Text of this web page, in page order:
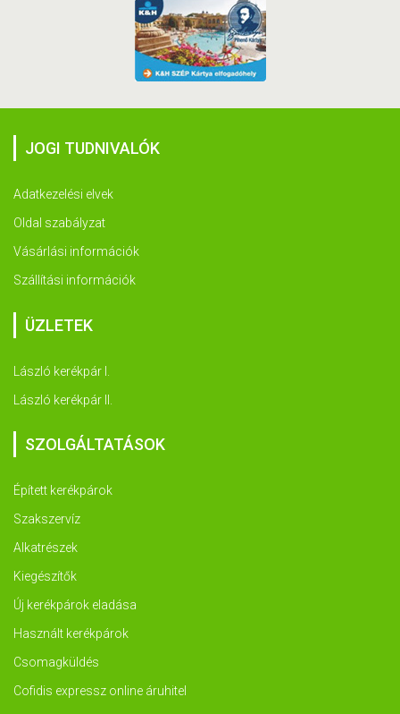
JOGI TUDNIVALÓK
Adatkezelési elvek
Oldal szabályzat
Vásárlási információk
Szállítási információk
ÜZLETEK
László kerékpár I.
László kerékpár II.
SZOLGÁLTATÁSOK
Épített kerékpárok
Szakszervíz
Alkatrészek
Kiegészítők
Új kerékpárok eladása
Használt kerékpárok
Csomagküldés
Cofidis expressz online áruhitel